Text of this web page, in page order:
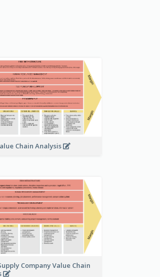
Chain Analysis
Company Value Chain